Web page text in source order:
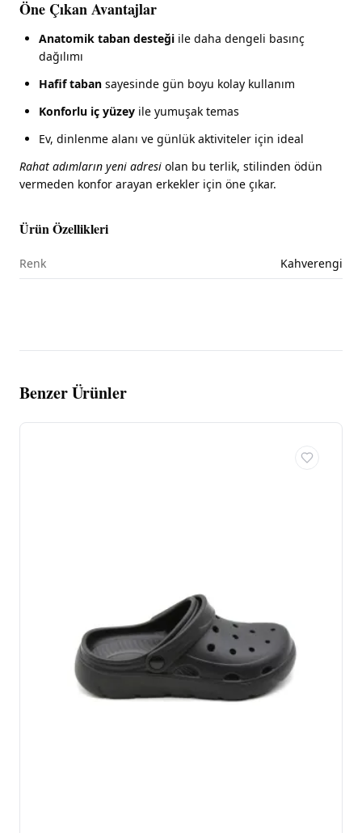
Öne Çıkan Avantajlar
Anatomik taban desteği ile daha dengeli basınç
dağılımı
Hafif taban sayesinde gün boyu kolay kullanım
Konforlu iç yüzey ile yumuşak temas
Ev, dinlenme alanı ve günlük aktiviteler için ideal
Rahat adımların yeni adresi olan bu terlik, stilinden ödün
vermeden konfor arayan erkekler için öne çıkar.
Ürün Özellikleri
Renk Kahverengi
Benzer Ürünler